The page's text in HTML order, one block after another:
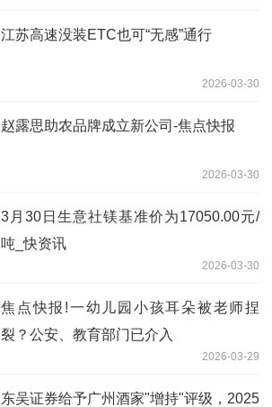
江苏高速没装ETC也可“无感”通行
2026-03-30
赵露思助农品牌成立新公司-焦点快报
2026-03-30
3月30日生意社镁基准价为17050.00元/
吨_快资讯
2026-03-30
焦点快报!一幼儿园小孩耳朵被老师捏
裂？公安、教育部门已介入
2026-03-29
东吴证券给予广州酒家"增持"评级，2025